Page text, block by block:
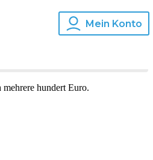
Mein Konto
mehrere hundert Euro.